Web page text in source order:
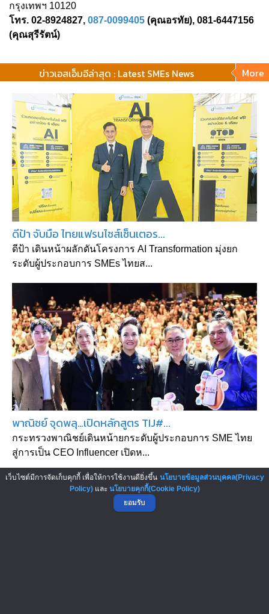
กรุงเทพฯ 10120
โทร. 02-8924827, 087-0099405 (คุณอรทัย), 081-6447156
(คุณสุรีรัตน์)
ข่าวเอสเอ็มอีล่าสุด : Latest SMEs News More
ดีป้า จับมือ ไทยแฟรนไชส์เซ็นเตอร...
ดีป้า เดินหน้าผลักดันโครงการ AI Transformation มุ่งยก
ระดับผู้ประกอบการ SMEs ไทยส...
พาณิชย์ จุดพลุ…เปิดหลักสูตร TIJ#...
กระทรวงพาณิชย์เดินหน้ายกระดับผู้ประกอบการ SME ไทย
สู่การเป็น CEO Influencer เปิดห...
เว็บไซต์มีการจัดเก็บคุกกี้ เพื่อให้การใช้งานดียิ่งขึ้น นโยบายข้อมูลส่วนบุคคล(Privacy
Policy)และ นโยบายคุกกี้(Cookie Policy)
ยอมรับ